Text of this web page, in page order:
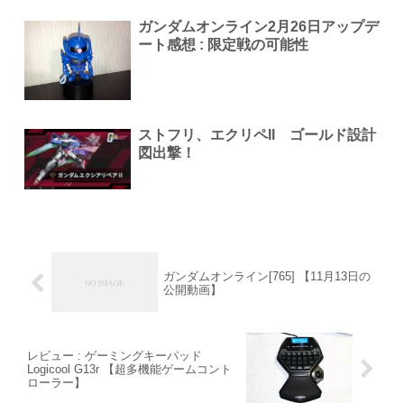
ガンダムオンライン2月26日アップデ
ート感想 : 限定戦の可能性
ストフリ、エクリペII ゴールド設計
図出撃！
ガンダムオンライン[765] 【11月13日の
公開動画】
レビュー : ゲーミングキーパッド
Logicool G13r 【超多機能ゲームコント
ローラー】